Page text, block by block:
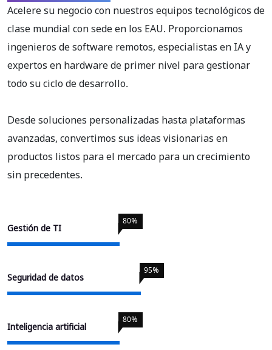
Acelere su negocio con nuestros equipos tecnológicos de
clase mundial con sede en los EAU. Proporcionamos
ingenieros de software remotos, especialistas en IA y
expertos en hardware de primer nivel para gestionar
todo su ciclo de desarrollo.
Desde soluciones personalizadas hasta plataformas
avanzadas, convertimos sus ideas visionarias en
productos listos para el mercado para un crecimiento
sin precedentes.
Gestión de TI
Seguridad de datos
Inteligencia artificial